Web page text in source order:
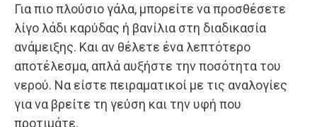
Για πιο πλούσιο γάλα, μπορείτε να προσθέσετε
λίγο λάδι καρύδας ή βανίλια στη διαδικασία
ανάμειξης. Και αν θέλετε ένα λεπτότερο
αποτέλεσμα, απλά αυξήστε την ποσότητα του
νερού. Να είστε πειραματικοί με τις αναλογίες
για να βρείτε τη γεύση και την υφή που
προτιμάτε.